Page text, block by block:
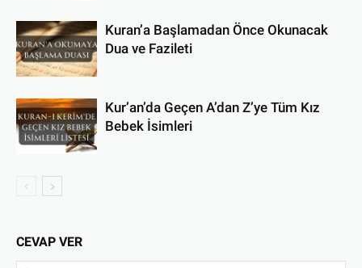
Kuran’a Başlamadan Önce Okunacak
Dua ve Fazileti
Kur’an’da Geçen A’dan Z’ye Tüm Kız
Bebek İsimleri
CEVAP VER